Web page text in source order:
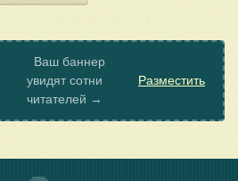
Ваш баннер
увидят сотни
читателей →
Разместить